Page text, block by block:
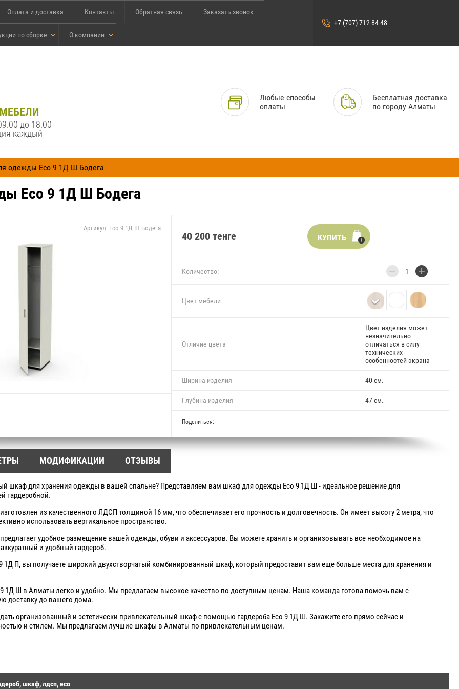
Оплата и доставка Контакты Обратная связь Заказать звонок
по сборке О компании
+7 (707) 712-84-48
до 18.00
каждый
Любые способы
оплаты
Бесплатная доставка
по городу Алматы
одежды Eco 9 1Д Ш Бодега
Eco 9 1Д Ш Бодега
Артикул: Eco 9 1Д Ш Бодега
40 200 тенге КУПИТЬ
Количество: − +
Цвет мебели
Отличие цвета
Цвет изделия может
незначительно
отличаться в силу
технических
особенностей экрана
Ширина изделия 40 см.
Глубина изделия 47 см.
Поделиться:
МОДИФИКАЦИИ ОТЗЫВЫ
шкаф для хранения одежды в вашей спальне? Представляем вам шкаф для одежды Eco 9 1Д Ш - идеальное решение для
гардеробной.
из качественного ЛДСП толщиной 16 мм, что обеспечивает его прочность и долговечность. Он имеет высоту 2 метра, что
использовать вертикальное пространство.
удобное размещение вашей одежды, обуви и аксессуаров. Вы можете хранить и организовывать все необходимое на
и удобный гардероб.
1Д П, вы получаете широкий двухстворчатый комбинированный шкаф, который предоставит вам еще больше места для хранения и
1Д Ш в Алматы легко и удобно. Мы предлагаем высокое качество по доступным ценам. Наша команда готова помочь вам с
доставку до вашего дома.
организованный и эстетически привлекательный шкаф с помощью гардероба Eco 9 1Д Ш. Закажите его прямо сейчас и
и стилем. Мы предлагаем лучшие шкафы в Алматы по привлекательным ценам.
,шкаф,лдсп,eco